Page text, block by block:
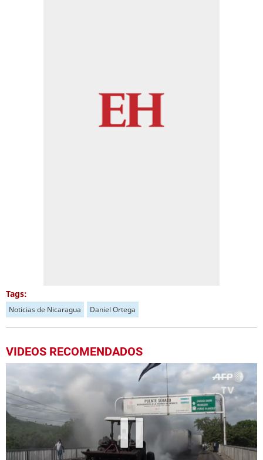
Tags:
Noticias de Nicaragua Daniel Ortega
VIDEOS RECOMENDADOS